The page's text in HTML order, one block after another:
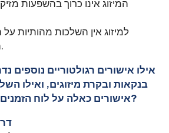
הצרכנים התאילנדים.
אילו אישורים רגולטוריים נוספים
בנקאות ובקרת מיזוגים, ואילו
אישורים כאלה על לוח הזמנים של ההצעה לציבור?